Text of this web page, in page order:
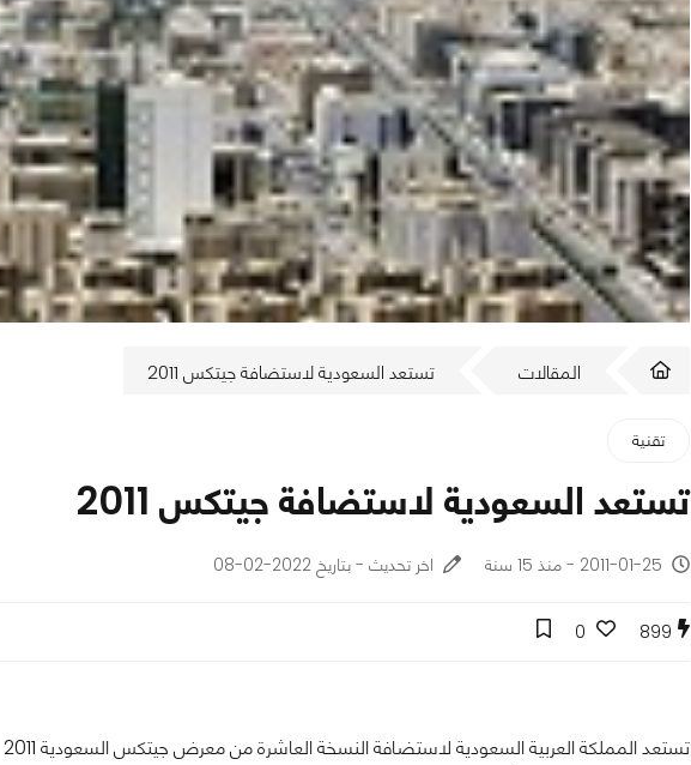
المقالات تستعد السعودية لاستضافة جيتكس 2011
تقنية
تستعد السعودية لاستضافة جيتكس 2011
2011-01-25 - منذ 15 سنة اخر تحديث - بتاريخ 2022-02-08
899
0
تستعد المملكة العربية السعودية لاستضافة النسخة العاشرة من معرض جيتكس السعودية 2011